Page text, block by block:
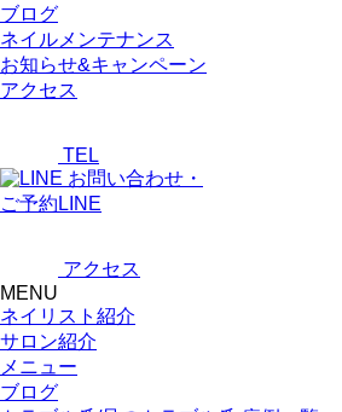
ブログ
ネイルメンテナンス
お知らせ&キャンペーン
アクセス
TEL
お問い合わせ・
ご予約LINE
アクセス
MENU
ネイリスト紹介
サロン紹介
メニュー
ブログ